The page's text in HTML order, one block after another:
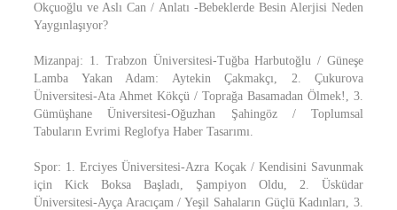
Okçuoğlu ve Aslı Can / Anlatı -Bebeklerde Besin Alerjisi Neden
Yaygınlaşıyor?
Mizanpaj: 1. Trabzon Üniversitesi-Tuğba Harbutoğlu / Güneşe
Lamba Yakan Adam: Aytekin Çakmakçı, 2. Çukurova
Üniversitesi-Ata Ahmet Kökçü / Toprağa Basamadan Ölmek!, 3.
Gümüşhane Üniversitesi-Oğuzhan Şahingöz / Toplumsal
Tabuların Evrimi Reglofya Haber Tasarımı.
Spor: 1. Erciyes Üniversitesi-Azra Koçak / Kendisini Savunmak
için Kick Boksa Başladı, Şampiyon Oldu, 2. Üsküdar
Üniversitesi-Ayça Aracıçam / Yeşil Sahaların Güçlü Kadınları, 3.